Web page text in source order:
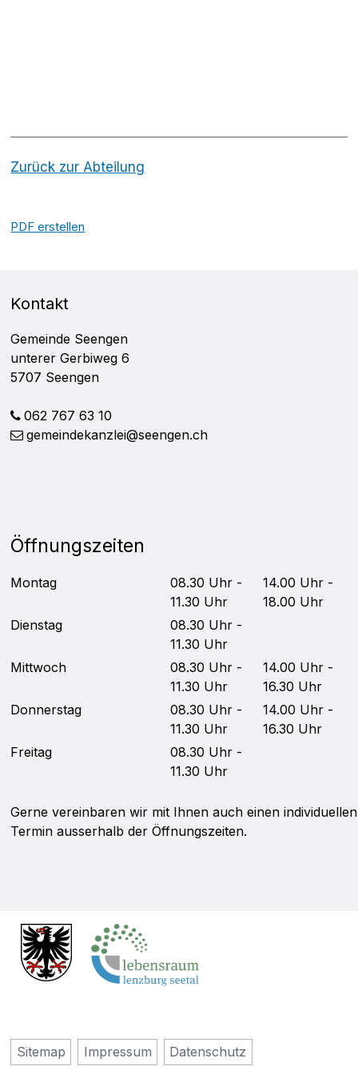
Zurück zur Abteilung
PDF erstellen
Kontakt
Gemeinde Seengen
unterer Gerbiweg 6
5707 Seengen
062 767 63 10
gemeindekanzlei@seengen.ch
Öffnungszeiten
Montag
08.30 Uhr -
11.30 Uhr
14.00 Uhr -
18.00 Uhr
Dienstag
08.30 Uhr -
11.30 Uhr
Mittwoch
08.30 Uhr -
11.30 Uhr
14.00 Uhr -
16.30 Uhr
Donnerstag
08.30 Uhr -
11.30 Uhr
14.00 Uhr -
16.30 Uhr
Freitag
08.30 Uhr -
11.30 Uhr
Gerne vereinbaren wir mit Ihnen auch einen individuellen
Termin ausserhalb der Öffnungszeiten.
Sitemap Impressum Datenschutz